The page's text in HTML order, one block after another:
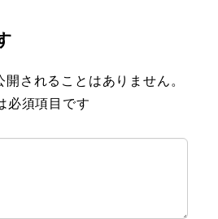
されることはありません。
必須項目です